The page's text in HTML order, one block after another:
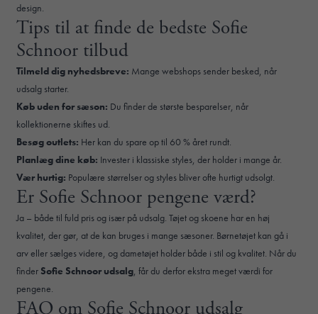
design.
Tips til at finde de bedste Sofie
Schnoor tilbud
Tilmeld dig nyhedsbreve: Mange webshops sender besked, når
udsalg starter.
Køb uden for sæson: Du finder de største besparelser, når
kollektionerne skiftes ud.
Besøg outlets: Her kan du spare op til 60 % året rundt.
Planlæg dine køb: Invester i klassiske styles, der holder i mange år.
Vær hurtig: Populære størrelser og styles bliver ofte hurtigt udsolgt.
Er Sofie Schnoor pengene værd?
Ja – både til fuld pris og især på udsalg. Tøjet og skoene har en høj
kvalitet, der gør, at de kan bruges i mange sæsoner. Børnetøjet kan gå i
arv eller sælges videre, og dametøjet holder både i stil og kvalitet. Når du
finderSofie Schnoor udsalg, får du derfor ekstra meget værdi for
pengene.
FAQ om Sofie Schnoor udsalg